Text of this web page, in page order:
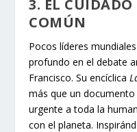
3. EL CUIDADO
COMÚN
Pocos líderes
profundo en el debate
Francisco. Su encíclica
más que un
urgente a toda la
con el planeta.